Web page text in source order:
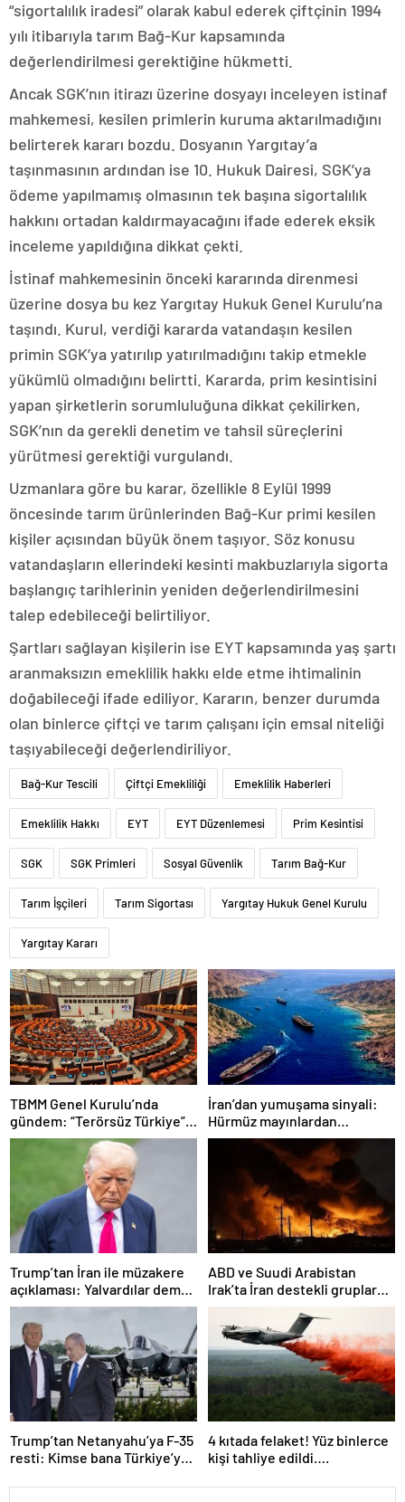
“sigortalılık iradesi” olarak kabul ederek çiftçinin 1994
yılı itibarıyla tarım Bağ-Kur kapsamında
değerlendirilmesi gerektiğine hükmetti.
Ancak SGK’nın itirazı üzerine dosyayı inceleyen istinaf
mahkemesi, kesilen primlerin kuruma aktarılmadığını
belirterek kararı bozdu. Dosyanın Yargıtay’a
taşınmasının ardından ise 10. Hukuk Dairesi, SGK’ya
ödeme yapılmamış olmasının tek başına sigortalılık
hakkını ortadan kaldırmayacağını ifade ederek eksik
inceleme yapıldığına dikkat çekti.
İstinaf mahkemesinin önceki kararında direnmesi
üzerine dosya bu kez Yargıtay Hukuk Genel Kurulu’na
taşındı. Kurul, verdiği kararda vatandaşın kesilen
primin SGK’ya yatırılıp yatırılmadığını takip etmekle
yükümlü olmadığını belirtti. Kararda, prim kesintisini
yapan şirketlerin sorumluluğuna dikkat çekilirken,
SGK’nın da gerekli denetim ve tahsil süreçlerini
yürütmesi gerektiği vurgulandı.
Uzmanlara göre bu karar, özellikle 8 Eylül 1999
öncesinde tarım ürünlerinden Bağ-Kur primi kesilen
kişiler açısından büyük önem taşıyor. Söz konusu
vatandaşların ellerindeki kesinti makbuzlarıyla sigorta
başlangıç tarihlerinin yeniden değerlendirilmesini
talep edebileceği belirtiliyor.
Şartları sağlayan kişilerin ise EYT kapsamında yaş şartı
aranmaksızın emeklilik hakkı elde etme ihtimalinin
doğabileceği ifade ediliyor. Kararın, benzer durumda
olan binlerce çiftçi ve tarım çalışanı için emsal niteliği
taşıyabileceği değerlendiriliyor.
Bağ-Kur Tescili Çiftçi Emekliliği Emeklilik Haberleri
Emeklilik Hakkı EYT EYT Düzenlemesi Prim Kesintisi
SGK SGK Primleri Sosyal Güvenlik Tarım Bağ-Kur
Tarım İşçileri Tarım Sigortası Yargıtay Hukuk Genel Kurulu
Yargıtay Kararı
TBMM Genel Kurulu’nda
gündem: “Terörsüz Türkiye”,
ekonomik sorunlar ve
Meclis’in itibarı
İran’dan yumuşama sinyali:
Hürmüz mayınlardan
temizlenmeye hazırlanıyor
Trump’tan İran ile müzakere
açıklaması: Yalvardılar demek
istemiyorum
ABD ve Suudi Arabistan
Irak’ta İran destekli gruplara
ait hedeflere hava saldırıları
düzenledi
Trump’tan Netanyahu’ya F-35
resti: Kimse bana Türkiye’ye
4 kıtada felaket! Yüz binlerce
kişi tahliye edildi….